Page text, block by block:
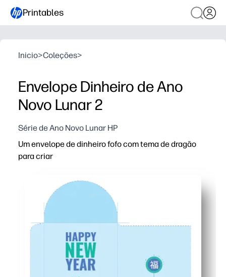
Printables
Inicio>Coleções>
Envelope Dinheiro de Ano
Novo Lunar 2
Série de Ano Novo Lunar HP
Um envelope de dinheiro fofo com tema de dragão
para criar